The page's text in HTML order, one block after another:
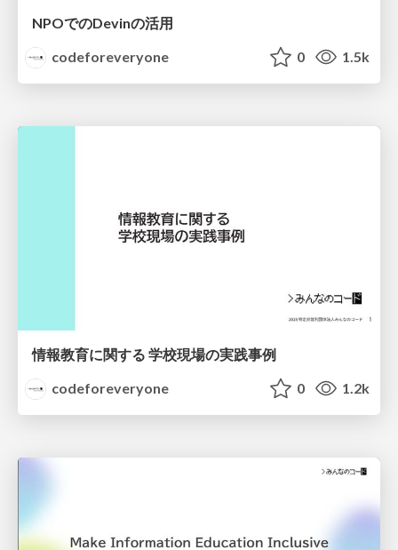
NPOでのDevinの活用
codeforeveryone
0 1.5k
情報教育に関する 学校現場の実践事例
codeforeveryone
0 1.2k